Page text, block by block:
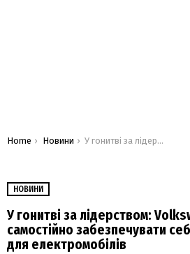
You are here:
Home Новини У гонитві за лідерством: Volkswagen буде самостійно забезпечувати себе акумуляторами для електромобілів
НОВИНИ
У гонитві за лідерством:
самостійно забезпечувати
для електромобілів